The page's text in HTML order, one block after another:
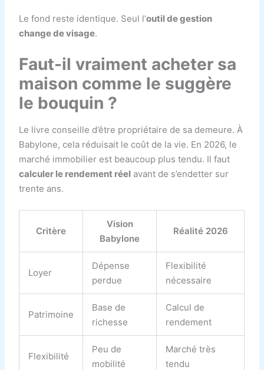
Le fond reste identique. Seul l’outil de gestion
change de visage.
Faut-il vraiment acheter sa
maison comme le suggère
le bouquin ?
Le livre conseille d’être propriétaire de sa demeure. À
Babylone, cela réduisait le coût de la vie. En 2026, le
marché immobilier est beaucoup plus tendu. Il faut
calculer le rendement réel avant de s’endetter sur
trente ans.
Critère
Vision
Babylone
Réalité 2026
Loyer
Dépense
perdue
Flexibilité
nécessaire
Patrimoine
Base de
richesse
Calcul de
rendement
Flexibilité
Peu de
mobilité
Marché très
tendu